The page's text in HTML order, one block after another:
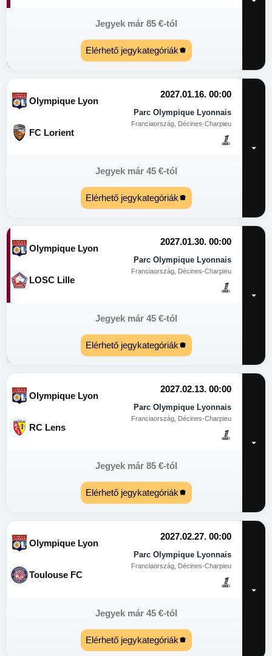
Jegyek már 85 €-tól
Elérhető jegykategóriák
Olympique Lyon
2027.01.16. 00:00
Parc Olympique Lyonnais
Franciaország, Décines-Charpieu
FC Lorient
Jegyek már 45 €-tól
Elérhető jegykategóriák
Olympique Lyon
2027.01.30. 00:00
Parc Olympique Lyonnais
Franciaország, Décines-Charpieu
LOSC Lille
Jegyek már 45 €-tól
Elérhető jegykategóriák
Olympique Lyon
2027.02.13. 00:00
Parc Olympique Lyonnais
Franciaország, Décines-Charpieu
RC Lens
Jegyek már 85 €-tól
Elérhető jegykategóriák
Olympique Lyon
2027.02.27. 00:00
Parc Olympique Lyonnais
Franciaország, Décines-Charpieu
Toulouse FC
Jegyek már 45 €-tól
Elérhető jegykategóriák